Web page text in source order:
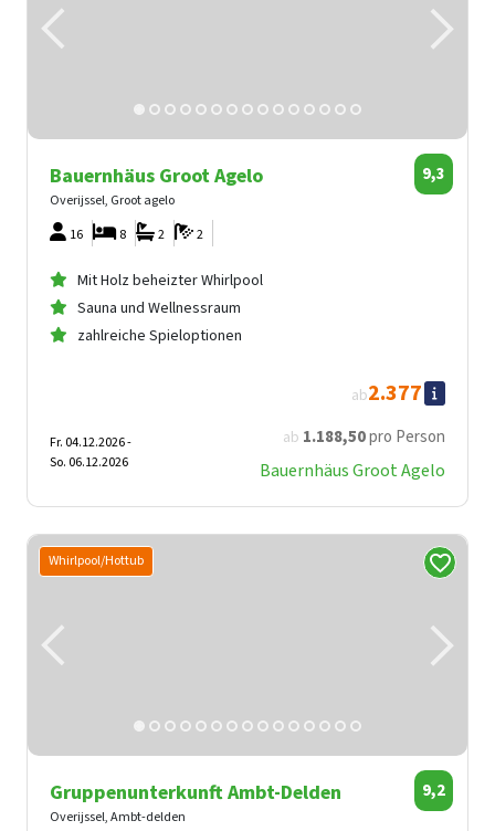
Bauernhäus Groot Agelo
Overijssel, Groot agelo
9,3
16 2
2
8
Mit Holz beheizter Whirlpool
Sauna und Wellnessraum
zahlreiche Spieloptionen
ab 1.188,50pro Person
ab2.377
Fr. 04.12.2026 -
So. 06.12.2026
Bauernhäus Groot Agelo
Whirlpool/Hottub
Gruppenunterkunft Ambt-Delden
Overijssel, Ambt-delden
9,2